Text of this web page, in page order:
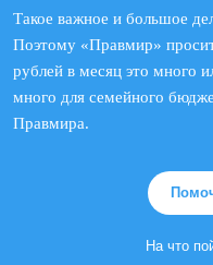
Такое важное и большое
Поэтому «Правмир»
рублей в месяц это много
много для семейного
Правмира.
На что